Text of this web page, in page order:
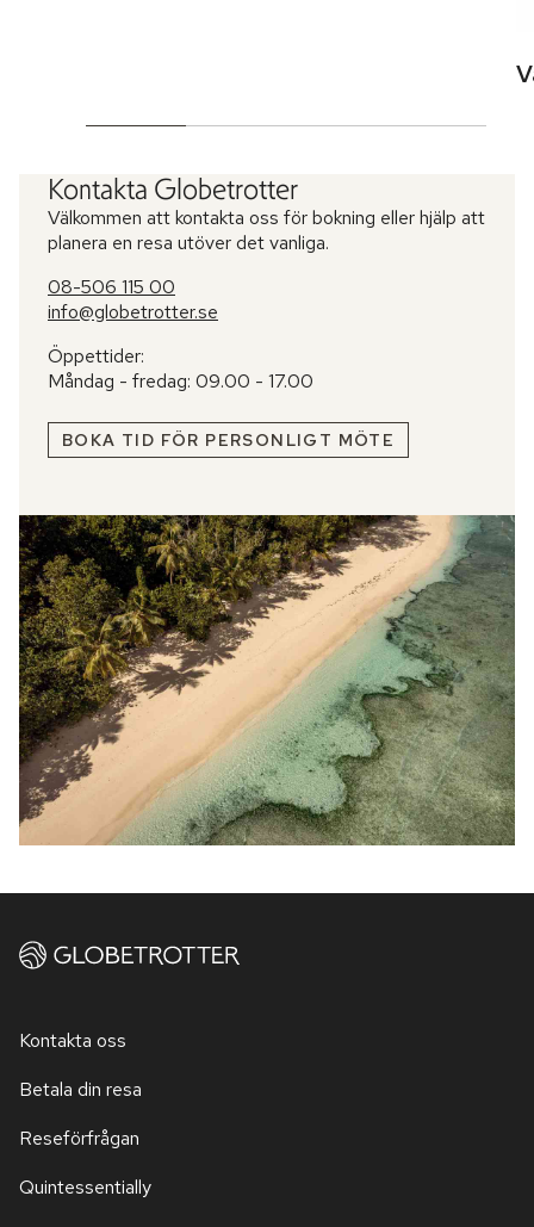
Kontakta Globetrotter
Välkommen att kontakta oss för bokning eller hjälp att
planera en resa utöver det vanliga.
08-506 115 00
info@globetrotter.se
Öppettider:
Måndag - fredag: 09.00 - 17.00
BOKA TID FÖR PERSONLIGT MÖTE
Kontakta oss
Betala din resa
Reseförfrågan
Quintessentially